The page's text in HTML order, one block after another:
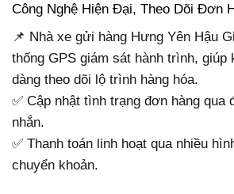
Công Nghệ Hiện Đại, Theo Dõi Đơn
📌 Nhà xe gửi hàng Hưng Yên Hậu
thống GPS giám sát hành trình, giúp
dàng theo dõi lộ trình hàng hóa.
✅ Cập nhật tình trạng đơn hàng qua
nhắn.
✅ Thanh toán linh hoạt qua nhiều
chuyển khoản.